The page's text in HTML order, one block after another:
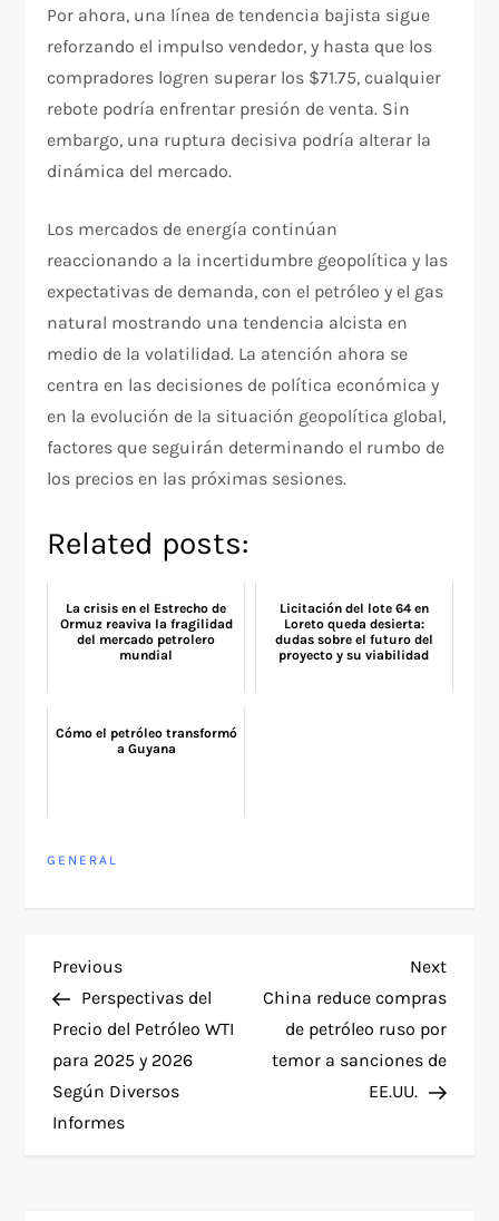
Por ahora, una línea de tendencia bajista sigue
reforzando el impulso vendedor, y hasta que los
compradores logren superar los $71.75, cualquier
rebote podría enfrentar presión de venta. Sin
embargo, una ruptura decisiva podría alterar la
dinámica del mercado.
Los mercados de energía continúan
reaccionando a la incertidumbre geopolítica y las
expectativas de demanda, con el petróleo y el gas
natural mostrando una tendencia alcista en
medio de la volatilidad. La atención ahora se
centra en las decisiones de política económica y
en la evolución de la situación geopolítica global,
factores que seguirán determinando el rumbo de
los precios en las próximas sesiones.
Related posts:
La crisis en el Estrecho de
Ormuz reaviva la fragilidad
del mercado petrolero
mundial
Licitación del lote 64 en
Loreto queda desierta:
dudas sobre el futuro del
proyecto y su viabilidad
Cómo el petróleo transformó
a Guyana
GENERAL
P
o
s
t
Previous
Post
Previous
Perspectivas del
Precio del Petróleo WTI
para 2025 y 2026
Según Diversos
Informes
Next
Post
Next
China reduce compras
de petróleo ruso por
temor a sanciones de
EE.UU.